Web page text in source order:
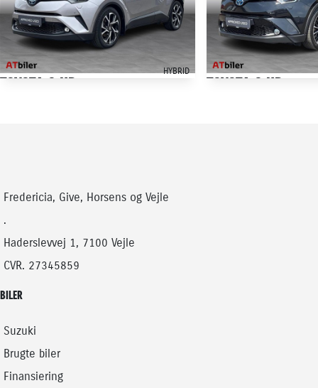
HYBRID
TOYOTA C-HR
FINANSIERING
2.447
TOYOTA C-HR
Fredericia, Give, Horsens og Vejle
.
Haderslevvej 1, 7100 Vejle
CVR. 27345859
BILER
Suzuki
Brugte biler
Finansiering